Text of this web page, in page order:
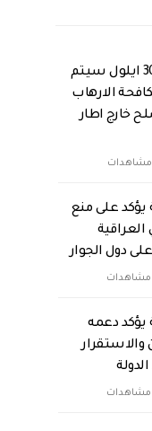
ادارة الدولة: بعد 30 ايلول سيتم
الارهاب
خارج اطار
يؤكد على منع
دول الجوار
يؤكد دعمه